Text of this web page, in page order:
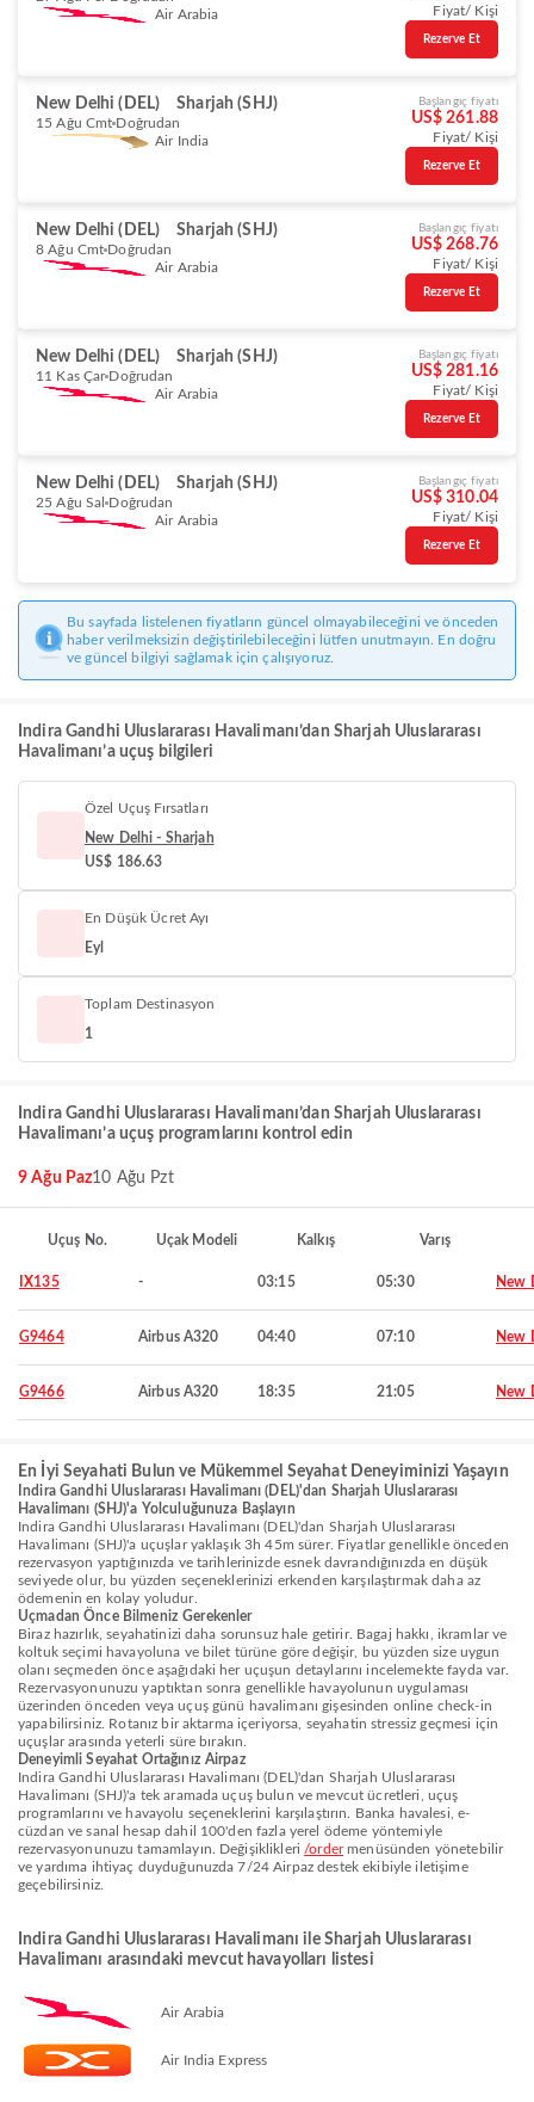
Air Arabia
Fiyat/ Kişi
Rezerve Et
New Delhi (DEL) Sharjah (SHJ)
15 Ağu Cmt Doğrudan
Air India
Başlangıç fiyatı
US$ 261.88
Fiyat/ Kişi
Rezerve Et
New Delhi (DEL) Sharjah (SHJ)
8 Ağu Cmt Doğrudan
Air Arabia
Başlangıç fiyatı
US$ 268.76
Fiyat/ Kişi
Rezerve Et
New Delhi (DEL) Sharjah (SHJ)
11 Kas Çar Doğrudan
Air Arabia
Başlangıç fiyatı
US$ 281.16
Fiyat/ Kişi
Rezerve Et
New Delhi (DEL) Sharjah (SHJ)
25 Ağu Sal Doğrudan
Air Arabia
Başlangıç fiyatı
US$ 310.04
Fiyat/ Kişi
Rezerve Et
Bu sayfada listelenen fiyatların güncel olmayabileceğini ve önceden
haber verilmeksizin değiştirilebileceğini lütfen unutmayın. En doğru
ve güncel bilgiyi sağlamak için çalışıyoruz.
Indira Gandhi Uluslararası Havalimanı’dan Sharjah Uluslararası
Havalimanı’a uçuş bilgileri
Özel Uçuş Fırsatları
New Delhi - Sharjah
US$ 186.63
En Düşük Ücret Ayı
Eyl
Toplam Destinasyon
1
Indira Gandhi Uluslararası Havalimanı’dan Sharjah Uluslararası
Havalimanı’a uçuş programlarını kontrol edin
9 Ağu Paz10 Ağu Pzt
Uçuş No. Uçak Modeli Kalkış Varış
IX135 - 03:15 05:30 New
G9464 Airbus A320 04:40 07:10 New
G9466 Airbus A320 18:35 21:05 New
En İyi Seyahati Bulun ve Mükemmel Seyahat Deneyiminizi Yaşayın
Indira Gandhi Uluslararası Havalimanı (DEL)'dan Sharjah Uluslararası
Havalimanı (SHJ)'a Yolculuğunuza Başlayın
Indira Gandhi Uluslararası Havalimanı (DEL)'dan Sharjah Uluslararası
Havalimanı (SHJ)'a uçuşlar yaklaşık 3h 45m sürer. Fiyatlar genellikle önceden
rezervasyon yaptığınızda ve tarihlerinizde esnek davrandığınızda en düşük
seviyede olur, bu yüzden seçeneklerinizi erkenden karşılaştırmak daha az
ödemenin en kolay yoludur.
Uçmadan Önce Bilmeniz Gerekenler
Biraz hazırlık, seyahatinizi daha sorunsuz hale getirir. Bagaj hakkı, ikramlar ve
koltuk seçimi havayoluna ve bilet türüne göre değişir, bu yüzden size uygun
olanı seçmeden önce aşağıdaki her uçuşun detaylarını incelemekte fayda var.
Rezervasyonunuzu yaptıktan sonra genellikle havayolunun uygulaması
üzerinden önceden veya uçuş günü havalimanı gişesinden online check-in
yapabilirsiniz. Rotanız bir aktarma içeriyorsa, seyahatin stressiz geçmesi için
uçuşlar arasında yeterli süre bırakın.
Deneyimli Seyahat Ortağınız Airpaz
Indira Gandhi Uluslararası Havalimanı (DEL)'dan Sharjah Uluslararası
Havalimanı (SHJ)'a tek aramada uçuş bulun ve mevcut ücretleri, uçuş
programlarını ve havayolu seçeneklerini karşılaştırın. Banka havalesi, e-
cüzdan ve sanal hesap dahil 100'den fazla yerel ödeme yöntemiyle
rezervasyonunuzu tamamlayın. Değişiklikleri /ordermenüsünden yönetebilir
ve yardıma ihtiyaç duyduğunuzda 7/24 Airpaz destek ekibiyle iletişime
geçebilirsiniz.
Indira Gandhi Uluslararası Havalimanı ile Sharjah Uluslararası
Havalimanı arasındaki mevcut havayolları listesi
Air Arabia
Air India Express